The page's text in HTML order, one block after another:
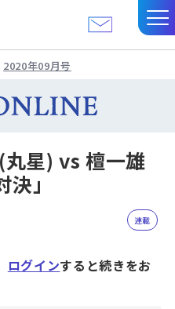
2020年09月号
星) vs 檀一雄
」
連載
ログインすると続きをお